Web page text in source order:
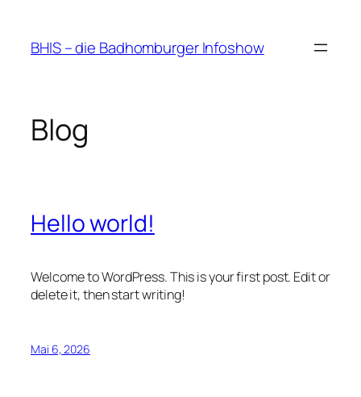
springen
BHIS – die Badhomburger Infoshow
Blog
Hello world!
Welcome to WordPress. This is your first post. Edit or
delete it, then start writing!
Mai 6, 2026